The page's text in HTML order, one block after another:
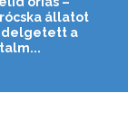
állatot
a